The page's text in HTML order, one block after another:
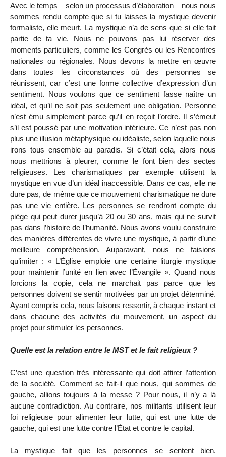
Avec le temps – selon un processus d’élaboration – nous nous
sommes rendu compte que si tu laisses la mystique devenir
formaliste, elle meurt. La mystique n’a de sens que si elle fait
partie de ta vie. Nous ne pouvons pas lui réserver des
moments particuliers, comme les Congrès ou les Rencontres
nationales ou régionales. Nous devons la mettre en œuvre
dans toutes les circonstances où des personnes se
réunissent, car c’est une forme collective d’expression d’un
sentiment. Nous voulons que ce sentiment fasse naître un
idéal, et qu’il ne soit pas seulement une obligation. Personne
n’est ému simplement parce qu’il en reçoit l’ordre. Il s’émeut
s’il est poussé par une motivation intérieure. Ce n’est pas non
plus une illusion métaphysique ou idéaliste, selon laquelle nous
irons tous ensemble au paradis. Si c’était cela, alors nous
nous mettrions à pleurer, comme le font bien des sectes
religieuses. Les charismatiques par exemple utilisent la
mystique en vue d’un idéal inaccessible. Dans ce cas, elle ne
dure pas, de même que ce mouvement charismatique ne dure
pas une vie entière. Les personnes se rendront compte du
piège qui peut durer jusqu’à 20 ou 30 ans, mais qui ne survit
pas dans l’histoire de l’humanité. Nous avons voulu construire
des manières différentes de vivre une mystique, à partir d’une
meilleure compréhension. Auparavant, nous ne faisions
qu’imiter : « L’Église emploie une certaine liturgie mystique
pour maintenir l’unité en lien avec l’Évangile ». Quand nous
forcions la copie, cela ne marchait pas parce que les
personnes doivent se sentir motivées par un projet déterminé.
Ayant compris cela, nous faisons ressortir, à chaque instant et
dans chacune des activités du mouvement, un aspect du
projet pour stimuler les personnes.
Quelle est la relation entre le MST et le fait religieux ?
C’est une question très intéressante qui doit attirer l’attention
de la société. Comment se fait-il que nous, qui sommes de
gauche, allions toujours à la messe ? Pour nous, il n’y a là
aucune contradiction. Au contraire, nos militants utilisent leur
foi religieuse pour alimenter leur lutte, qui est une lutte de
gauche, qui est une lutte contre l’État et contre le capital.
La mystique fait que les personnes se sentent bien.